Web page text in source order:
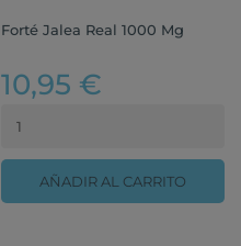
Forté Jalea Real 1000 Mg
10,95 €
AÑADIR AL CARRITO